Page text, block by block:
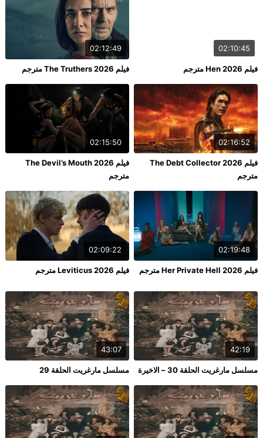
02:10:45
فيلم Hen 2026 مترجم
02:12:49
فيلم The Truthers 2026 مترجم
02:16:52
فيلم The Debt Collector 2026
مترجم
02:15:50
فيلم The Devil’s Mouth 2026
مترجم
02:19:48
فيلم Her Private Hell 2026 مترجم
02:09:22
فيلم Leviticus 2026 مترجم
42:19
مسلسل مارغريت الحلقة 30 – الاخيرة
43:07
مسلسل مارغريت الحلقة 29